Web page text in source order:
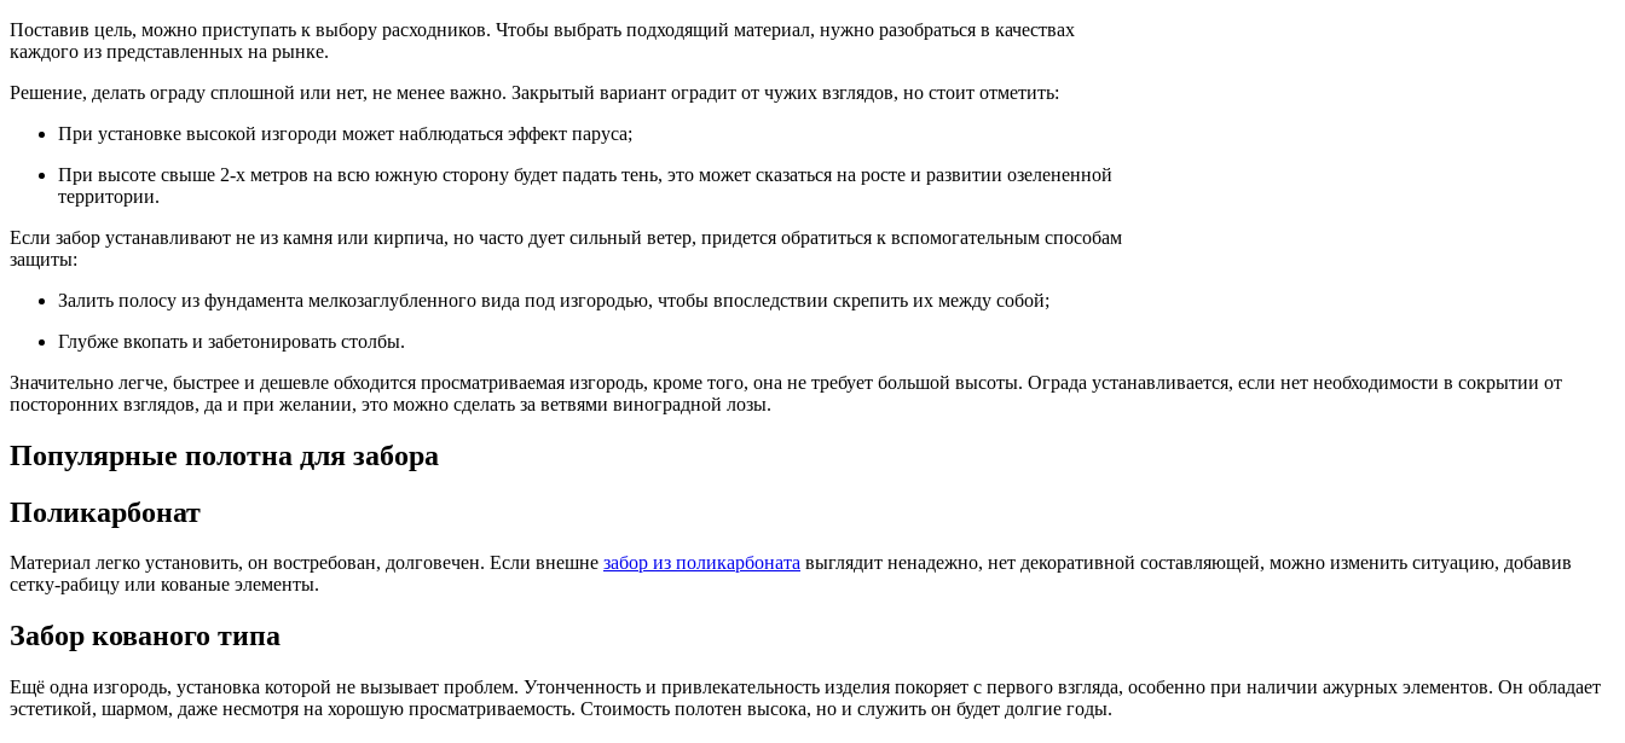
Поставив цель, можно приступать к выбору расходников. Чтобы выбрать подходящий материал, нужно разобраться в качествах
каждого из представленных на рынке.
Решение, делать ограду сплошной или нет, не менее важно. Закрытый вариант оградит от чужих взглядов, но стоит отметить:
При установке высокой изгороди может наблюдаться эффект паруса;
При высоте свыше 2-х метров на всю южную сторону будет падать тень, это может сказаться на росте и развитии озелененной
территории.
Если забор устанавливают не из камня или кирпича, но часто дует сильный ветер, придется обратиться к вспомогательным способам
защиты:
Залить полосу из фундамента мелкозаглубленного вида под изгородью, чтобы впоследствии скрепить их между собой;
Глубже вкопать и забетонировать столбы.
Значительно легче, быстрее и дешевле обходится просматриваемая изгородь, кроме того, она не требует большой высоты. Ограда устанавливается, если нет необходимости в сокрытии от
посторонних взглядов, да и при желании, это можно сделать за ветвями виноградной лозы.
Популярные полотна для забора
Поликарбонат
Материал легко установить, он востребован, долговечен. Если внешне забор из поликарбоната выглядит ненадежно, нет декоративной составляющей, можно изменить ситуацию, добавив
сетку-рабицу или кованые элементы.
Забор кованого типа
Ещё одна изгородь, установка которой не вызывает проблем. Утонченность и привлекательность изделия покоряет с первого взгляда, особенно при наличии ажурных элементов. Он обладает
эстетикой, шармом, даже несмотря на хорошую просматриваемость. Стоимость полотен высока, но и служить он будет долгие годы.